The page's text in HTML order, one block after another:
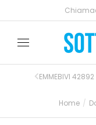
Home
EMMEBIVI 42892